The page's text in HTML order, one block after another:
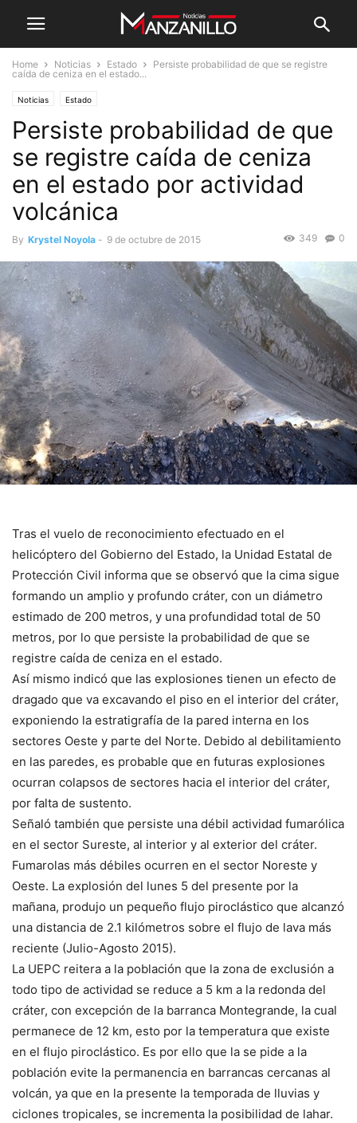
Home Noticias Estado
Persiste probabilidad de que se registre
caída de ceniza en el estado...
Noticias Estado
Persiste probabilidad de que
se registre caída de ceniza
en el estado por actividad
volcánica
By Krystel Noyola - 9 de octubre de 2015 0
349
Tras el vuelo de reconocimiento efectuado en el
helicóptero del Gobierno del Estado, la Unidad Estatal de
Protección Civil informa que se observó que la cima sigue
formando un amplio y profundo cráter, con un diámetro
estimado de 200 metros, y una profundidad total de 50
metros, por lo que persiste la probabilidad de que se
registre caída de ceniza en el estado.
Así mismo indicó que las explosiones tienen un efecto de
dragado que va excavando el piso en el interior del cráter,
exponiendo la estratigrafía de la pared interna en los
sectores Oeste y parte del Norte. Debido al debilitamiento
en las paredes, es probable que en futuras explosiones
ocurran colapsos de sectores hacia el interior del cráter,
por falta de sustento.
Señaló también que persiste una débil actividad fumarólica
en el sector Sureste, al interior y al exterior del cráter.
Fumarolas más débiles ocurren en el sector Noreste y
Oeste. La explosión del lunes 5 del presente por la
mañana, produjo un pequeño flujo piroclástico que alcanzó
una distancia de 2.1 kilómetros sobre el flujo de lava más
reciente (Julio-Agosto 2015).
La UEPC reitera a la población que la zona de exclusión a
todo tipo de actividad se reduce a 5 km a la redonda del
cráter, con excepción de la barranca Montegrande, la cual
permanece de 12 km, esto por la temperatura que existe
en el flujo piroclástico. Es por ello que la se pide a la
población evite la permanencia en barrancas cercanas al
volcán, ya que en la presente la temporada de lluvias y
ciclones tropicales, se incrementa la posibilidad de lahar.